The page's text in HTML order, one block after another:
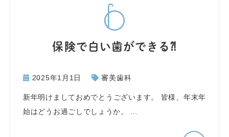
保険で白い歯ができる⁈
2025年1月1日 審美歯科
新年明けましておめでとうございます。 皆様、年末年
始はどうお過ごしでしょうか。 …